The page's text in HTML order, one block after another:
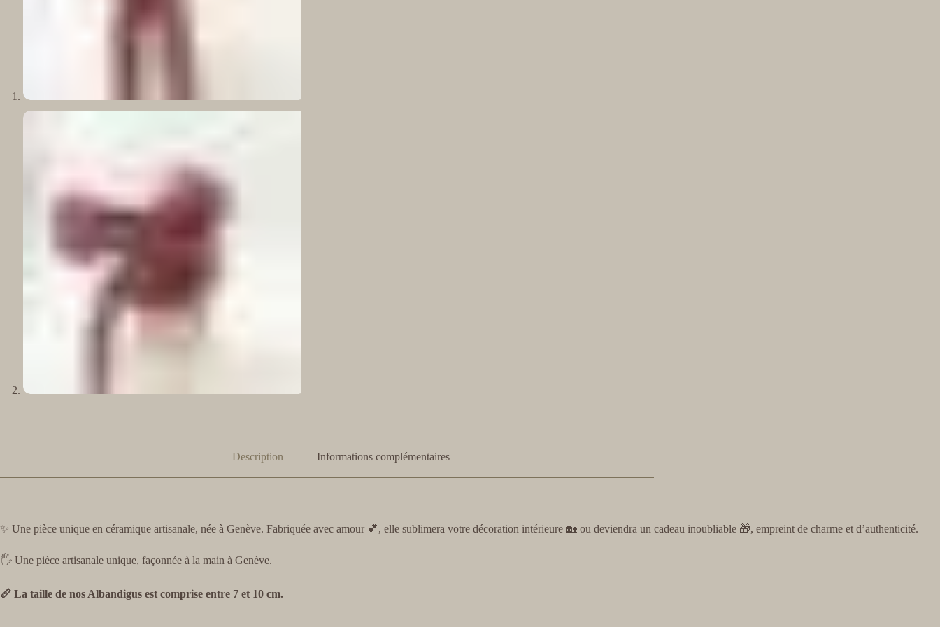
Description Informations complémentaires
✨ Une pièce unique en céramique artisanale, née à Genève. Fabriquée avec amour 💕, elle sublimera votre décoration intérieure 🏡 ou deviendra un cadeau inoubliable 🎁, empreint de charme et d’authenticité.
🖐️ Une pièce artisanale unique, façonnée à la main à Genève.
📏 La taille de nos Albandigus est comprise entre 7 et 10 cm.